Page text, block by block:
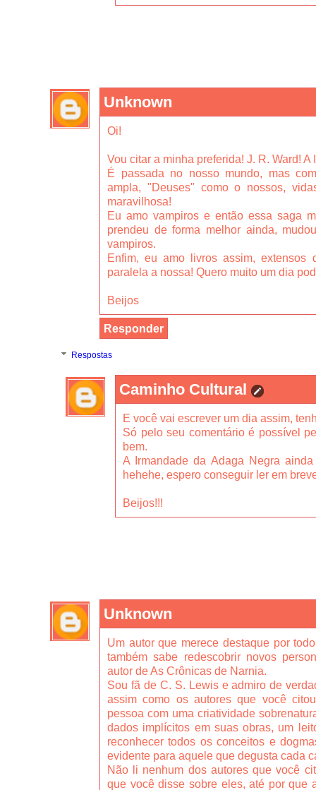
Unknown
Oi!
Vou citar a minha preferida! J. R. Ward!
É passada no nosso mundo, mas
ampla, "Deuses" como o nossos,
maravilhosa!
Eu amo vampiros e então essa saga
prendeu de forma melhor ainda,
vampiros.
Enfim, eu amo livros assim, extensos
paralela a nossa! Quero muito um dia
Beijos
Responder
Respostas
Caminho Cultural
E você vai escrever um dia assim,
Só pelo seu comentário é possível
bem.
A Irmandade da Adaga Negra
hehehe, espero conseguir ler em
Beijos!!!
Unknown
Um autor que merece destaque por
também sabe redescobrir novos
autor de As Crônicas de Narnia.
Sou fã de C. S. Lewis e admiro de
assim como os autores que você
pessoa com uma criatividade
dados implícitos em suas obras, um
reconhecer todos os conceitos e
evidente para aquele que degusta cada
Não li nenhum dos autores que você
que você disse sobre eles, até por que